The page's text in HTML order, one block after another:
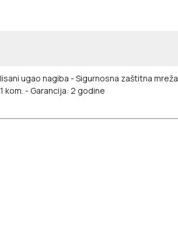
ugao nagiba - Sigurnosna zaštitna mreža
kom. - Garancija: 2 godine